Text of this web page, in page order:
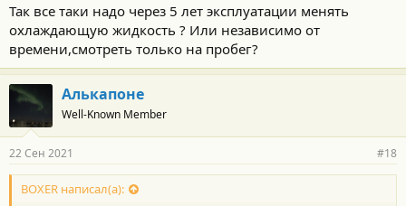
Так все таки надо через 5 лет эксплуатации менять
охлаждающую жидкость ? Или независимо от
времени,смотреть только на пробег?
Алькапоне
Well-Known Member
22 Сен 2021 #18
BOXER написал(а):